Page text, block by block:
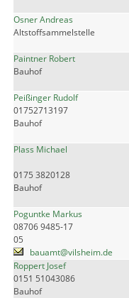
Osner Andreas
Altstoffsammelstelle
Paintner Robert
Bauhof
Peißinger Rudolf
01752713197
Bauhof
Plass Michael
0175 3820128
Bauhof
Poguntke Markus
08706 9485-17
05
bauamt@vilsheim.de
Roppert Josef
0151 51043086
Bauhof